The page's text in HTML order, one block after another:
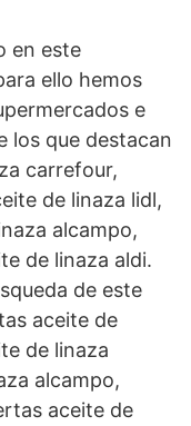
en este
ello hemos
e
los que destacan
carrefour,
de linaza lidl,
alcampo,
de linaza aldi.
de este
aceite de
de linaza
alcampo,
aceite de